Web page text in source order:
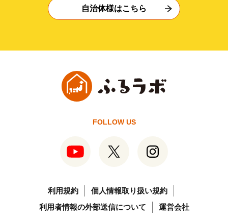
自治体様はこちら
FOLLOW US
利用規約
個人情報取り扱い規約
利用者情報の外部送信について
運営会社